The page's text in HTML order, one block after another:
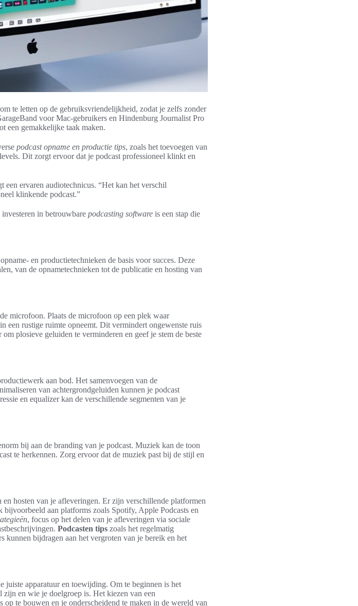
te letten op de gebruiksvriendelijkheid, zodat je zelfs zonder
voor Mac-gebruikers en Hindenburg Journalist Pro
een gemakkelijke taak maken.
podcast opname en productie tips, zoals het toevoegen van
Dit zorgt ervoor dat je podcast professioneel klinkt en
een ervaren audiotechnicus. “Het kan het verschil
klinkende podcast.”
in betrouwbare podcasting software is een stap die
en productietechnieken de basis voor succes. Deze
van de opnametechnieken tot de publicatie en hosting van
microfoon. Plaats de microfoon op een plek waar
een rustige ruimte opneemt. Dit vermindert ongewenste ruis
plosieve geluiden te verminderen en geef je stem de beste
aan bod. Het samenvoegen van de
van achtergrondgeluiden kunnen je podcast
en equalizer kan de verschillende segmenten van je
bij aan de branding van je podcast. Muziek kan de toon
te herkennen. Zorg ervoor dat de muziek past bij de stijl en
hosten van je afleveringen. Er zijn verschillende platformen
aan platforms zoals Spotify, Apple Podcasts en
, focus op het delen van je afleveringen via sociale
Podcasten tips zoals het regelmatig
kunnen bijdragen aan het vergroten van je bereik en het
juiste apparatuur en toewijding. Om te beginnen is het
zijn en wie je doelgroep is. Het kiezen van een
te bouwen en je onderscheidend te maken in de wereld van